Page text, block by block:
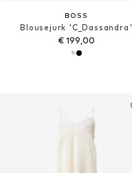
BOSS
Blousejurk 'C_Dassandra'
€ 199,00